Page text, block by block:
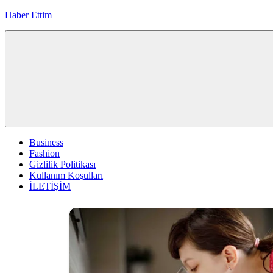
İçeriğe
Haber Ettim
Business
Fashion
Gizlilik Politikası
Kullanım Koşulları
İLETİŞİM